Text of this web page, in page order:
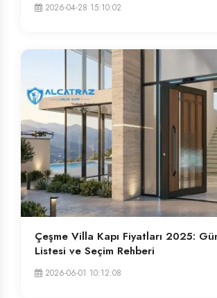
2026-04-28 15:10:02
Çeşme Villa Kapı Fiyatları 2025:
Listesi ve Seçim Rehberi
2026-06-01 10:12:08